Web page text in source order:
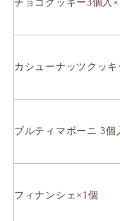
チョコクッキー3個入
カシューナッツクッキ
ブルティマボーニ 3個
フィナンシェ×1個